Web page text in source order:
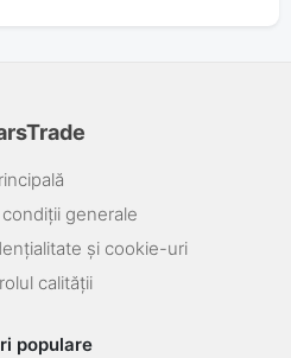
generale
și cookie-uri
calității
populare